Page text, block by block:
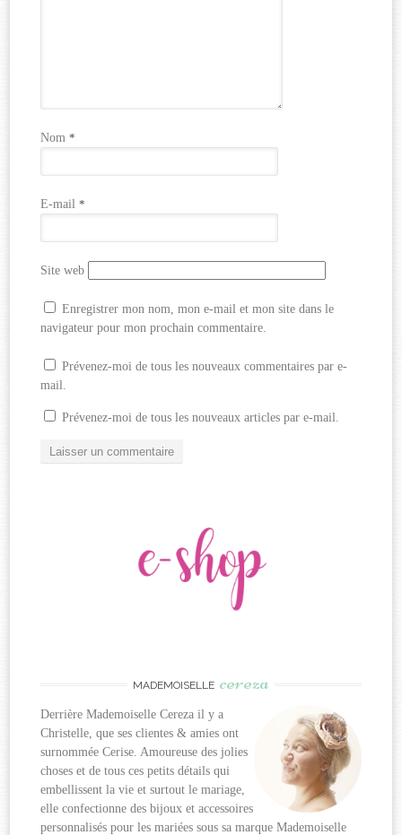
Nom*
E-mail*
Site web
Enregistrer mon nom, mon e-mail et mon site dans le
navigateur pour mon prochain commentaire.
Prévenez-moi de tous les nouveaux commentaires par e-
mail.
Prévenez-moi de tous les nouveaux articles par e-mail.
MADEMOISELLE cereza
Derrière Mademoiselle Cereza il y a
Christelle, que ses clientes & amies ont
surnommée Cerise. Amoureuse des jolies
choses et de tous ces petits détails qui
embellissent la vie et surtout le mariage,
elle confectionne des bijoux et accessoires
personnalisés pour les mariées sous sa marque Mademoiselle